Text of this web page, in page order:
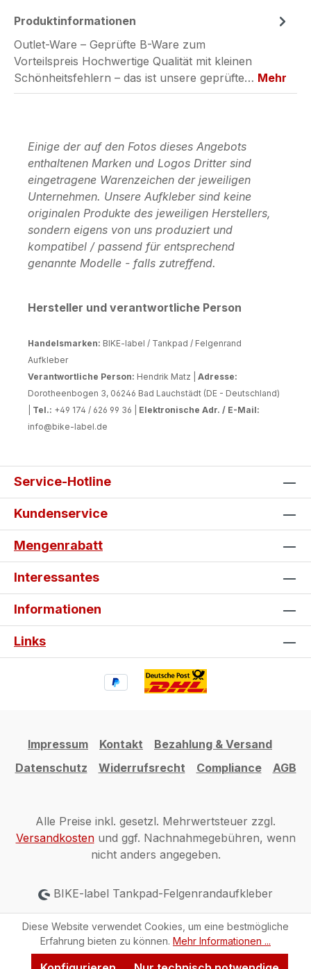
Produktinformationen
Outlet-Ware – Geprüfte B-Ware zum
Vorteilspreis Hochwertige Qualität mit kleinen
Schönheitsfehlern – das ist unsere geprüfte… Mehr
Einige der auf den Fotos dieses Angebots
enthaltenen Marken und Logos Dritter sind
eingetragene Warenzeichen der jeweiligen
Unternehmen. Unsere Aufkleber sind keine
originalen Produkte des jeweiligen Herstellers,
sondern eigens von uns produziert und
kompatibel / passend für entsprechend
genannte Modelle - falls zutreffend.
Hersteller und verantwortliche Person
Handelsmarken: BIKE-label / Tankpad / Felgenrand
Aufkleber
Verantwortliche Person: Hendrik Matz | Adresse:
Dorotheenbogen 3, 06246 Bad Lauchstädt (DE - Deutschland)
Tel.: +49 174 / 626 99 36 | Elektronische Adr. / E-Mail:
info@bike-label.de
Service-Hotline
Kundenservice
Mengenrabatt
Interessantes
Informationen
Links
Impressum Kontakt
Bezahlung & Versand
Datenschutz
Widerrufsrecht Compliance AGB
Alle Preise inkl. gesetzl. Mehrwertsteuer zzgl.
Versandkostenund ggf. Nachnahmegebühren, wenn
nicht anders angegeben.
BIKE-label Tankpad-Felgenrandaufkleber
Diese Website verwendet Cookies, um eine bestmögliche
Erfahrung bieten zu können. Mehr Informationen ...